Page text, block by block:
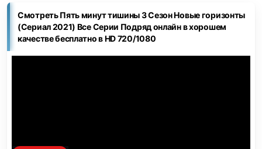
на старом деревянном ящике рядом с гаражом
части и думал о том, как странно устроена судьба.
Еще вчера он вытаскивал туристов из ледяной воды,
гонялся за потерявшимися грибниками и
Смотреть Пять минут тишины 3 Сезон Новые горизонты
(Сериал 2021) Все Серии Подряд онлайн в хорошем
качестве бесплатно в HD 720/1080